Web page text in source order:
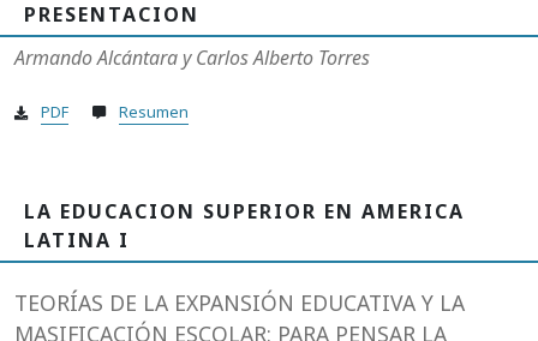
PRESENTACION
Armando Alcántara y Carlos Alberto Torres
PDF Resumen
LA EDUCACION SUPERIOR EN AMERICA
LATINA I
TEORÍAS DE LA EXPANSIÓN EDUCATIVA Y LA
MASIFICACIÓN ESCOLAR: PARA PENSAR LA